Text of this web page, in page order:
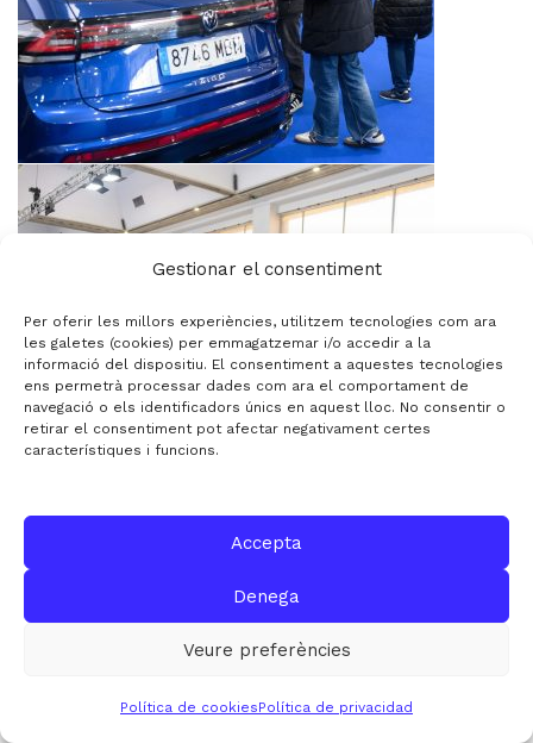
Gestionar el consentiment
Per oferir les millors experiències, utilitzem tecnologies com ara
les galetes (cookies) per emmagatzemar i/o accedir a la
informació del dispositiu. El consentiment a aquestes tecnologies
ens permetrà processar dades com ara el comportament de
navegació o els identificadors únics en aquest lloc. No consentir o
retirar el consentiment pot afectar negativament certes
característiques i funcions.
Accepta
Denega
Veure preferències
Política de cookiesPolítica de privacidad